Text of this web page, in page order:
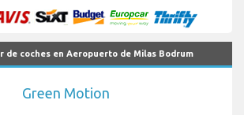
de coches en Aeropuerto de Milas Bodrum
Green Motion